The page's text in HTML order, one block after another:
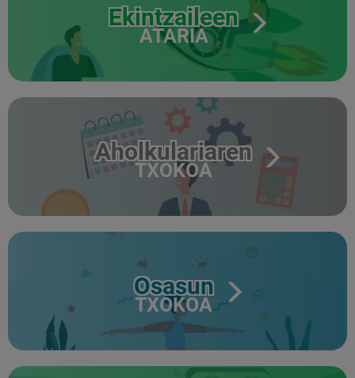
Ekintzaileen
ATARIA
Aholkulariaren
TXOKOA
Osasun
TXOKOA